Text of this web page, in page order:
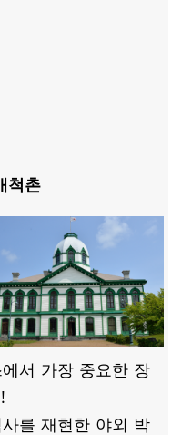
척촌
서 가장 중요한 장
를 재현한 야외 박